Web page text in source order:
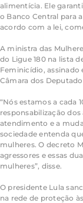
alimentícia. Ele
o Banco Central para
acordo com a lei,
A ministra das
do Ligue 180 na lista
Feminicídio, assinado
Câmara dos
“Nós estamos a cada
responsabilização
atendimento e a
sociedade entenda
mulheres. O decreto
agressores e essas
mulheres”, disse.
O presidente Lula
na rede de proteção